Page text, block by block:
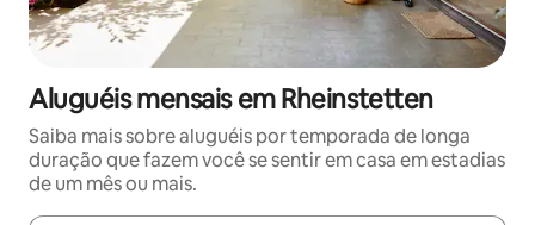
Aluguéis mensais em Rheinstetten
Saiba mais sobre aluguéis por temporada de longa
duração que fazem você se sentir em casa em estadias
de um mês ou mais.